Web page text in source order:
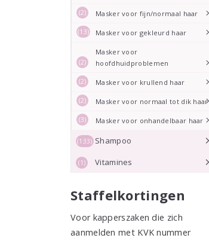
Masker voor fijn/normaal haar
(2)
Masker voor gekleurd haar
(13)
Masker voor
hoofdhuidproblemen
(2)
Masker voor krullend haar
(2)
Masker voor normaal tot dik haar
(2)
Masker voor onhandelbaar haar
(3)
Shampoo
(133)
Vitamines
(1)
Staffelkortingen
Voor kapperszaken die zich
aanmelden met KVK nummer